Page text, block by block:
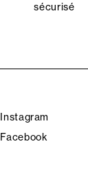
sécurisé
Instagram
Facebook